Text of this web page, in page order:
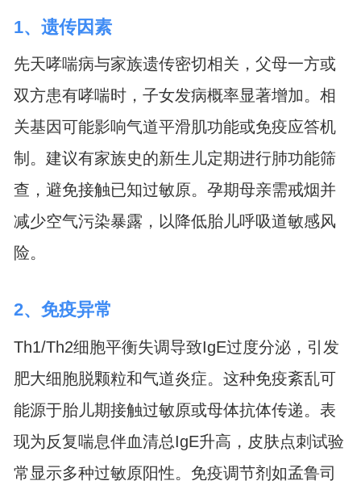
1、遗传因素
先天哮喘病与家族遗传密切相关，父母一方或
双方患有哮喘时，子女发病概率显著增加。相
关基因可能影响气道平滑肌功能或免疫应答机
制。建议有家族史的新生儿定期进行肺功能筛
查，避免接触已知过敏原。孕期母亲需戒烟并
减少空气污染暴露，以降低胎儿呼吸道敏感风
险。
2、免疫异常
Th1/Th2细胞平衡失调导致IgE过度分泌，引发
肥大细胞脱颗粒和气道炎症。这种免疫紊乱可
能源于胎儿期接触过敏原或母体抗体传递。表
现为反复喘息伴血清总IgE升高，皮肤点刺试验
常显示多种过敏原阳性。免疫调节剂如孟鲁司